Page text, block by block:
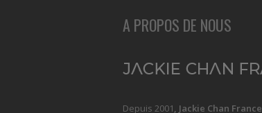
A PROPOS DE NOUS
Depuis 2001, Jackie Chan France